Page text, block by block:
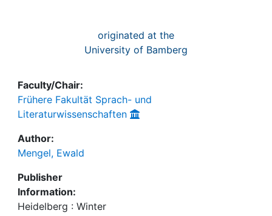
originated at the
University of Bamberg
Faculty/Chair:
Frühere Fakultät Sprach- und
Literaturwissenschaften
Author:
Mengel, Ewald
Publisher
Information:
Heidelberg : Winter